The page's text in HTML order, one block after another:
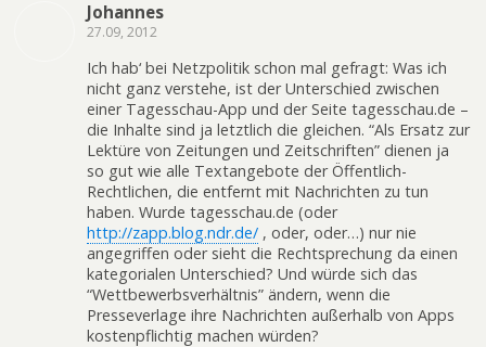
Johannes
27.09, 2012
Ich hab‘ bei Netzpolitik schon mal gefragt: Was ich
nicht ganz verstehe, ist der Unterschied zwischen
einer Tagesschau-App und der Seite tagesschau.de –
die Inhalte sind ja letztlich die gleichen. “Als Ersatz zur
Lektüre von Zeitungen und Zeitschriften” dienen ja
so gut wie alle Textangebote der Öffentlich-
Rechtlichen, die entfernt mit Nachrichten zu tun
haben. Wurde tagesschau.de (oder
http://zapp.blog.ndr.de/ , oder, oder…) nur nie
angegriffen oder sieht die Rechtsprechung da einen
kategorialen Unterschied? Und würde sich das
“Wettbewerbsverhältnis” ändern, wenn die
Presseverlage ihre Nachrichten außerhalb von Apps
kostenpflichtig machen würden?